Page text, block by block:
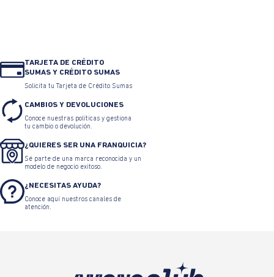
TARJETA DE CRÉDITO
SUMAS Y CRÉDITO SUMAS
Solicita tu Tarjeta de Crédito Sumas
CAMBIOS Y DEVOLUCIONES
Conoce nuestras políticas y gestiona
tu cambio o devolución.
¿QUIERES SER UNA FRANQUICIA?
Sé parte de una marca reconocida y un
modelo de negocio exitoso.
¿NECESITAS AYUDA?
Conoce aquí nuestros canales de
atención.